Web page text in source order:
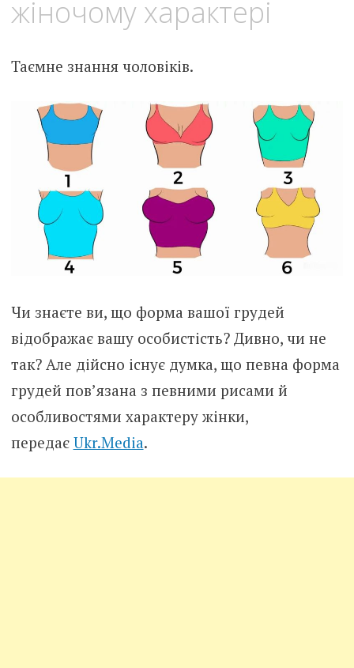
жіночому характері
Таємне знання чоловіків.
Чи знаєте ви, що форма вашої грудей
відображає вашу особистість? Дивно, чи не
так? Але дійсно існує думка, що певна форма
грудей пов’язана з певними рисами й
особливостями характеру жінки,
передає Ukr.Media.